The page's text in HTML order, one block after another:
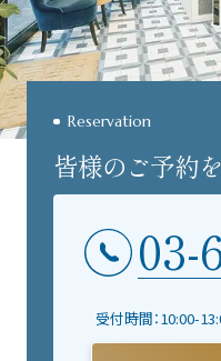
Reservation
皆様のご予約
03-
受付時間：10:00-